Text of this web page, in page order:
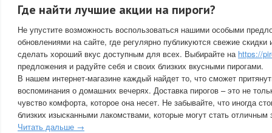
Где найти лучшие акции на пироги?
Не упустите возможность воспользоваться нашими особыми
обновлениями на сайте, где регулярно публикуются свежие
сделать хороший вкус доступным для всех. Выбирайте на https://
предложения и радуйте себя и своих близких вкусными пирогами.
В нашем интернет-магазине каждый найдет то, что сможет
воспоминания о домашних вечерях. Доставка пирогов – это не
чувство комфорта, которое она несет. Не забывайте, что иногда
близких изысканными лакомствами, которые могут стать
Читать дальше →